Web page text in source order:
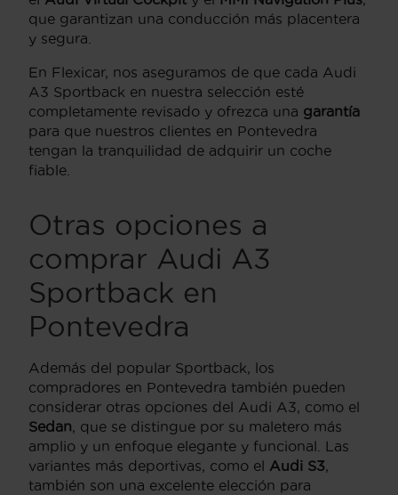
que garantizan una conducción más placentera
y segura.
En Flexicar, nos aseguramos de que cada Audi
A3 Sportback en nuestra selección esté
completamente revisado y ofrezca una garantía
para que nuestros clientes en Pontevedra
tengan la tranquilidad de adquirir un coche
fiable.
Otras opciones a
comprar Audi A3
Sportback en
Pontevedra
Además del popular Sportback, los
compradores en Pontevedra también pueden
considerar otras opciones del Audi A3, como el
Sedan, que se distingue por su maletero más
amplio y un enfoque elegante y funcional. Las
variantes más deportivas, como el Audi S3,
también son una excelente elección para